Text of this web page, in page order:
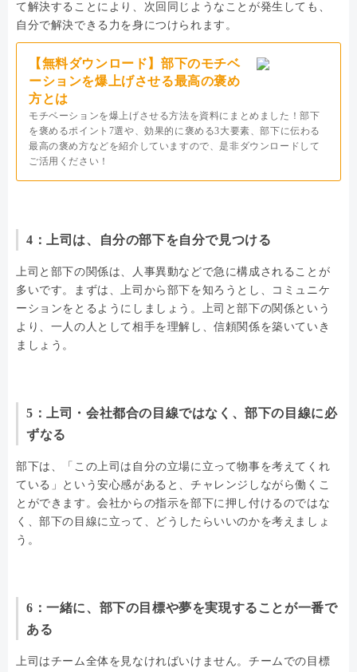
て解決することにより、次回同じようなことが発生しても、
自分で解決できる力を身につけられます。
【無料ダウンロード】部下のモチベ
ーションを爆上げさせる最高の褒め
方とは
モチベーションを爆上げさせる方法を資料にまとめました！部下
を褒めるポイント7選や、効果的に褒める3大要素、部下に伝わる
最高の褒め方などを紹介していますので、是非ダウンロードして
ご活用ください！
4：上司は、自分の部下を自分で見つける
上司と部下の関係は、人事異動などで急に構成されることが
多いです。まずは、上司から部下を知ろうとし、コミュニケ
ーションをとるようにしましょう。上司と部下の関係という
より、一人の人として相手を理解し、信頼関係を築いていき
ましょう。
5：上司・会社都合の目線ではなく、部下の目線に必
ずなる
部下は、「この上司は自分の立場に立って物事を考えてくれ
ている」という安心感があると、チャレンジしながら働くこ
とができます。会社からの指示を部下に押し付けるのではな
く、部下の目線に立って、どうしたらいいのかを考えましょ
う。
6：一緒に、部下の目標や夢を実現することが一番で
ある
上司はチーム全体を見なければいけません。チームでの目標